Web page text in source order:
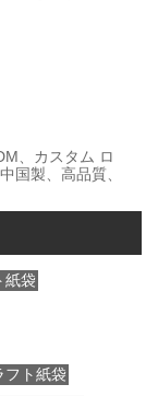
、カスタム ロ
国製、高品質、
紙袋
フト紙袋